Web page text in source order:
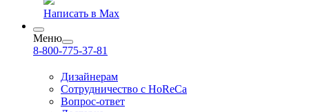
Написать в Max
Меню
8-800-775-37-81
Дизайнерам
Сотрудничество с HoReCa
Вопрос-ответ